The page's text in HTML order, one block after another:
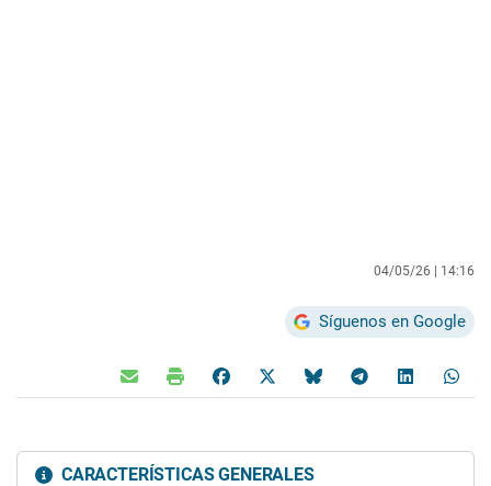
04/05/26 | 14:16
Síguenos en Google
CARACTERÍSTICAS GENERALES